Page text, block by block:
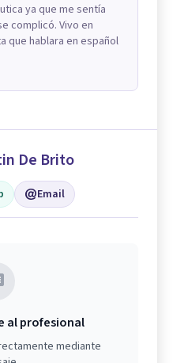
ya que me sentía
complicó. Vivo en
que hablara en español
De Brito
Email
al profesional
mediante